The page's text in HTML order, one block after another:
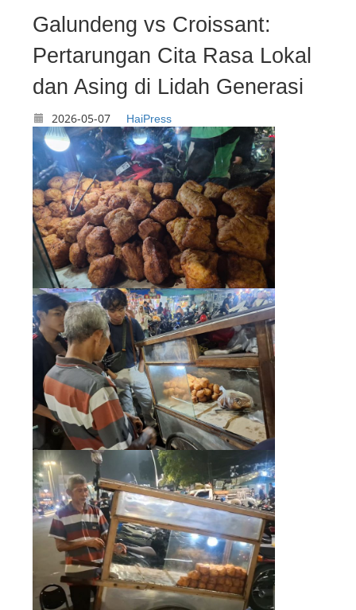
08-07
Pimpinan Komisi X Minta Makalah
MBG yang Catut Prabowo Diusut
08-07
Galundeng vs Croissant:
Pertarungan Cita Rasa Lokal
dan Asing di Lidah Generasi
2026-05-07 HaiPress